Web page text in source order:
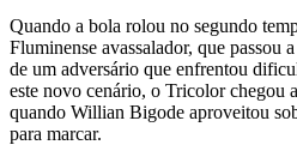
Quando a bola rolou no segundo
Fluminense avassalador, que passou
de um adversário que enfrentou
este novo cenário, o Tricolor chegou
quando Willian Bigode aproveitou
para marcar.